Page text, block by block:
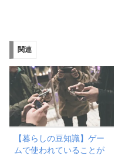
関連
【暮らしの豆知識】ゲー
ムで使われていることが